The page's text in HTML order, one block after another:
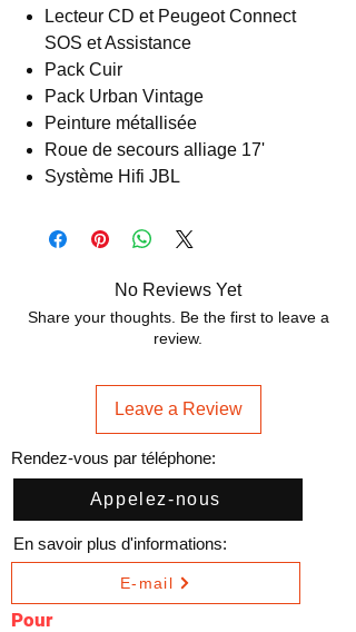
Lecteur CD et Peugeot Connect
SOS et Assistance
Pack Cuir
Pack Urban Vintage
Peinture métallisée
Roue de secours alliage 17'
Système Hifi JBL
No Reviews Yet
Share your thoughts. Be the first to leave a
review.
Leave a Review
Rendez-vous par téléphone:
Appelez-nous
En savoir plus d'informations:
E-mail
Pour